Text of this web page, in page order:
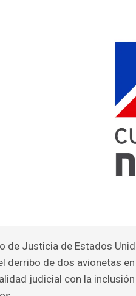
de Justicia de Estados
derribo de dos avionetas
judicial con la